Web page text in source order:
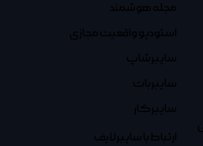
مجله هوشمند
استودیو واقعیت مجازی
سایبرشاپ
سایبربات
سایبرکار
ارتباط با سایبرلایف